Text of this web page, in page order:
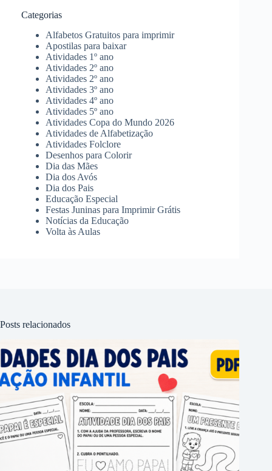
Categorias
Alfabetos Gratuitos para imprimir
Apostilas para baixar
Atividades 1º ano
Atividades 2º ano
Atividades 2º ano
Atividades 3º ano
Atividades 4º ano
Atividades 5º ano
Atividades Copa do Mundo 2026
Atividades de Alfabetização
Atividades Folclore
Desenhos para Colorir
Dia das Mães
Dia dos Avós
Dia dos Pais
Educação Especial
Festas Juninas para Imprimir Grátis
Notícias da Educação
Volta às Aulas
Posts relacionados